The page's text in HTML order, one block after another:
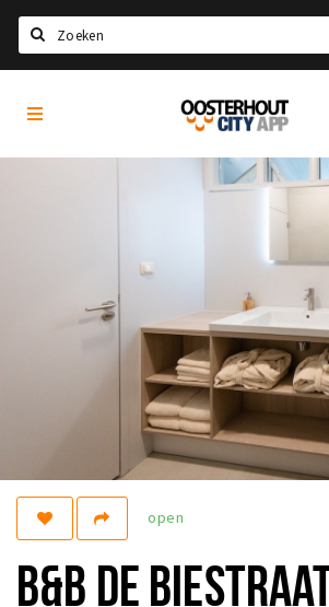
Home
Agenda
Recreatief
Winkelgebieden
Parkeren
Koopzondagen
Bezienswaardigheden
Oosterhout
City
open
B&B DE